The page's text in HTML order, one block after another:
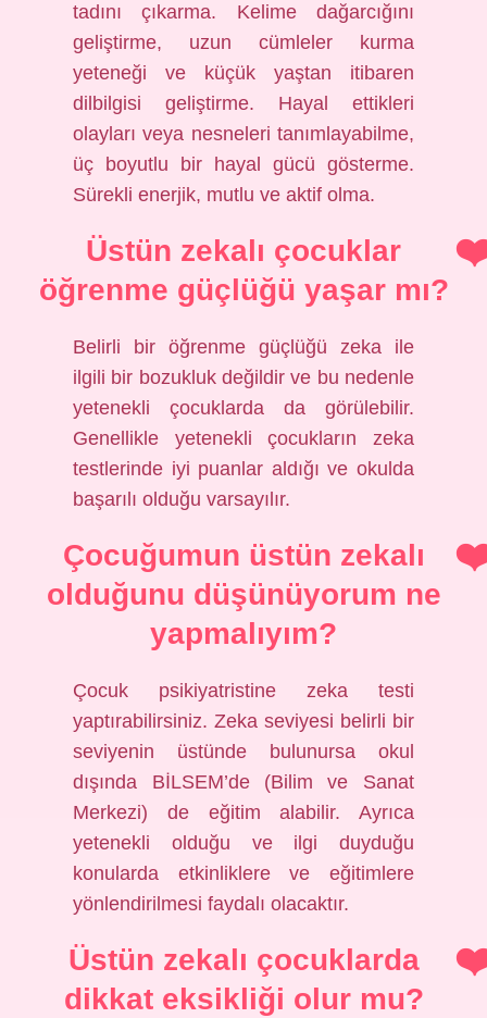
tadını çıkarma. Kelime dağarcığını
geliştirme, uzun cümleler kurma
yeteneği ve küçük yaştan itibaren
dilbilgisi geliştirme. Hayal ettikleri
olayları veya nesneleri tanımlayabilme,
üç boyutlu bir hayal gücü gösterme.
Sürekli enerjik, mutlu ve aktif olma.
Üstün zekalı çocuklar
öğrenme güçlüğü yaşar mı?
Belirli bir öğrenme güçlüğü zeka ile
ilgili bir bozukluk değildir ve bu nedenle
yetenekli çocuklarda da görülebilir.
Genellikle yetenekli çocukların zeka
testlerinde iyi puanlar aldığı ve okulda
başarılı olduğu varsayılır.
Çocuğumun üstün zekalı
olduğunu düşünüyorum ne
yapmalıyım?
Çocuk psikiyatristine zeka testi
yaptırabilirsiniz. Zeka seviyesi belirli bir
seviyenin üstünde bulunursa okul
dışında BİLSEM’de (Bilim ve Sanat
Merkezi) de eğitim alabilir. Ayrıca
yetenekli olduğu ve ilgi duyduğu
konularda etkinliklere ve eğitimlere
yönlendirilmesi faydalı olacaktır.
Üstün zekalı çocuklarda
dikkat eksikliği olur mu?